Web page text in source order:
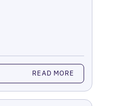
READ MORE